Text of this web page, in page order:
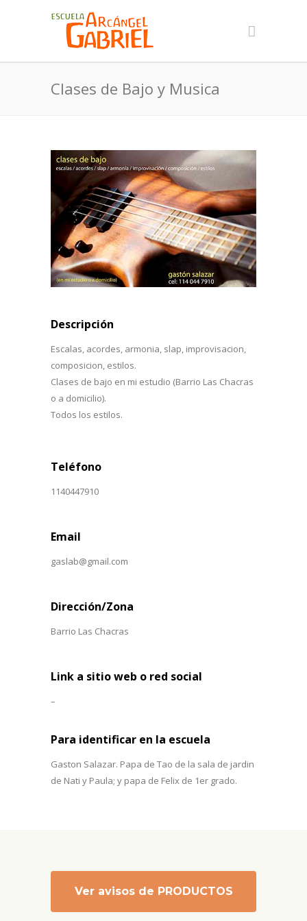
Clases de Bajo y Musica
Descripción
Escalas, acordes, armonia, slap, improvisacion,
composicion, estilos.
Clases de bajo en mi estudio (Barrio Las Chacras
o a domicilio).
Todos los estilos.
Teléfono
1140447910
Email
gaslab@gmail.com
Dirección/Zona
Barrio Las Chacras
Link a sitio web o red social
–
Para identificar en la escuela
Gaston Salazar. Papa de Tao de la sala de jardin
de Nati y Paula; y papa de Felix de 1er grado.
Ver avisos de PRODUCTOS